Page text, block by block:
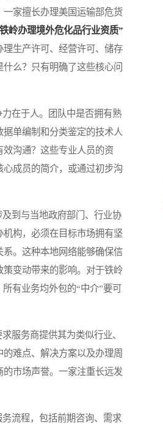
家擅长办理美国运输部危货
岭办理境外危化品行业资质”
生产许可、经营许可、储存
么？只有明确了这些核心问
在于人。团队中是否拥有熟
单编制和分类鉴定的技术人
沟通？这些专业人员的资
成员的简介，或通过初步沟
到与当地政府部门、行业协
构，必须在目标市场拥有坚
。这种本地网络能够确保信
变动带来的影响。对于铁岭
有业务均外包的“中介”要可
服务商提供其为类似行业、
难点、解决方案以及办理周
市场声誉。一家注重长远发
流程，包括前期咨询、需求